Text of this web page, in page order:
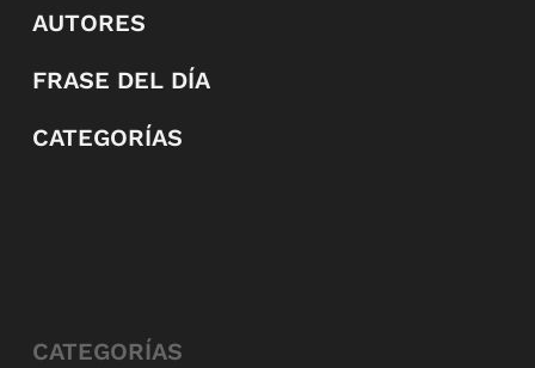
AUTORES
FRASE DEL DÍA
CATEGORÍAS
CATEGORÍAS